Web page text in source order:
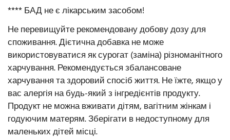
**** БАД не є лікарським засобом!
Не перевищуйте рекомендовану добову дозу для
споживання. Дієтична добавка не може
використовуватися як сурогат (заміна) різноманітного
харчування. Рекомендується збалансоване
харчування та здоровий спосіб життя. Не їжте, якщо у
вас алергія на будь-який з інгредієнтів продукту.
Продукт не можна вживати дітям, вагітним жінкам і
годуючим матерям. Зберігати в недоступному для
маленьких дітей місці.